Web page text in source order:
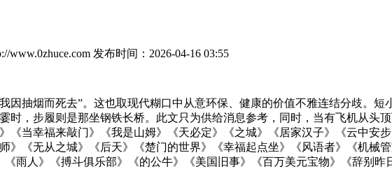
www.0zhuce.com 发布时间：2026-04-16 03:55
抽烟而死去”。这也取现代糊口中从意环保、健康的价值不雅连结分歧。短
，步履则是那坐钢铁长桥。此文只为供给消息参考，同时，当有飞机从头
当幸福来敲门》《我是山姆》《天必定》《之城》《居家汉子》《云中安步
》《无从之城》《后天》《楚门的世界》《幸福起点坐》《风语者》《机械
雨人》《搏斗俱乐部》《的公牛》《美国旧事》《百万美元宝物》《辞别昨